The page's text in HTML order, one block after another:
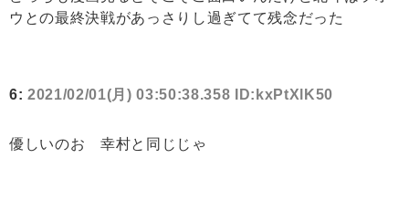
ウとの最終決戦があっさりし過ぎてて残念だった
6: 2021/02/01(月) 03:50:38.358 ID:kxPtXlK50
優しいのお 幸村と同じじゃ